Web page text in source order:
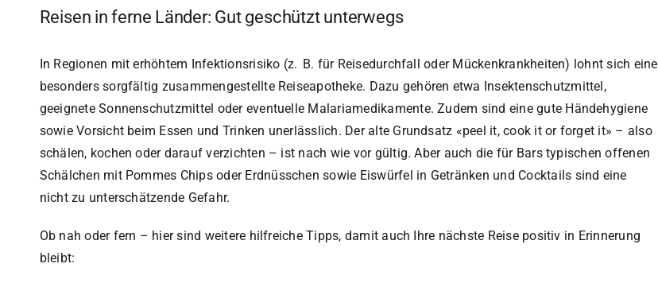
Reisen in ferne Länder: Gut geschützt unterwegs
In Regionen mit erhöhtem Infektionsrisiko (z. B. für Reisedurchfall oder Mückenkrankheiten) lohnt sich eine
besonders sorgfältig zusammengestellte Reiseapotheke. Dazu gehören etwa Insektenschutzmittel,
geeignete Sonnenschutzmittel oder eventuelle Malariamedikamente. Zudem sind eine gute Händehygiene
sowie Vorsicht beim Essen und Trinken unerlässlich. Der alte Grundsatz «peel it, cook it or forget it» – also
schälen, kochen oder darauf verzichten – ist nach wie vor gültig. Aber auch die für Bars typischen offenen
Schälchen mit Pommes Chips oder Erdnüsschen sowie Eiswürfel in Getränken und Cocktails sind eine
nicht zu unterschätzende Gefahr.
Ob nah oder fern – hier sind weitere hilfreiche Tipps, damit auch Ihre nächste Reise positiv in Erinnerung
bleibt: